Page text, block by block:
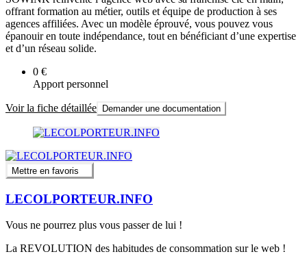
offrant formation au métier, outils et équipe de production à ses
agences affiliées. Avec un modèle éprouvé, vous pouvez vous
épanouir en toute indépendance, tout en bénéficiant d’une expertise
et d’un réseau solide.
0 €
Apport personnel
Voir la fiche détaillée Demander une documentation
Mettre en favoris
LECOLPORTEUR.INFO
Vous ne pourrez plus vous passer de lui !
La REVOLUTION des habitudes de consommation sur le web !